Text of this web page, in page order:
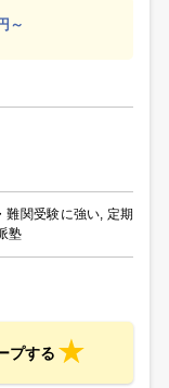
～
難関受験に強い, 定期
塾
プする